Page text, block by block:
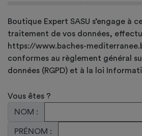
Boutique Expert SASU s’engage à
traitement de vos données,
https://www.baches-
conformes au règlement général
données (RGPD) et à la loi
Vous êtes ?
NOM :
PRÉNOM :